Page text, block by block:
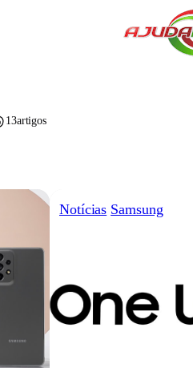
13artigos
Notícias Samsung